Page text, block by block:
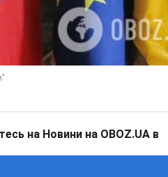
на Новини на OBOZ.UA в